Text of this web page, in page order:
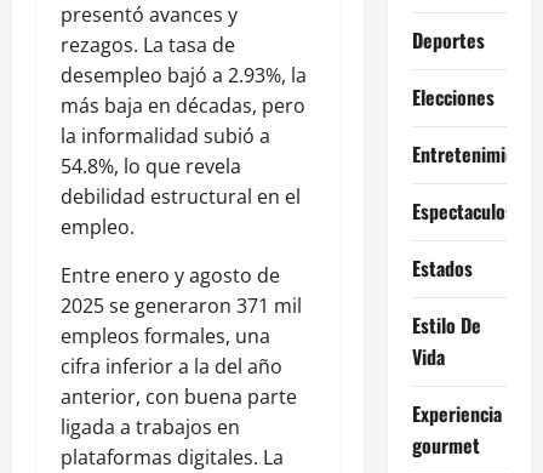
presentó avances y
rezagos. La tasa de
desempleo bajó a 2.93%, la
más baja en décadas, pero
la informalidad subió a
54.8%, lo que revela
debilidad estructural en el
empleo.
Entre enero y agosto de
2025 se generaron 371 mil
empleos formales, una
cifra inferior a la del año
anterior, con buena parte
ligada a trabajos en
plataformas digitales. La
Deportes
Elecciones
Entretenimiento
Espectaculos
Estados
Estilo De
Vida
Experiencia
gourmet